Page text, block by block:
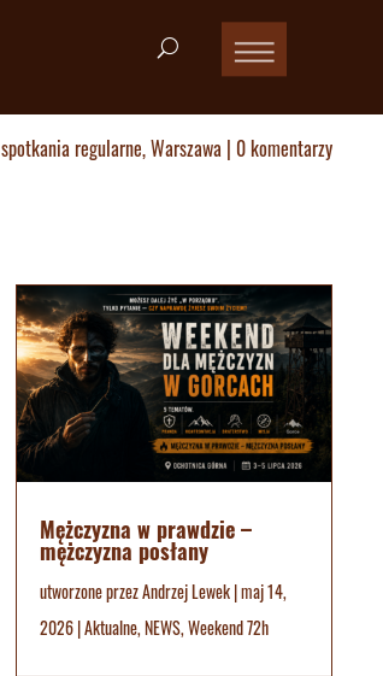
spotkania regularne,Warszawa | 0 komentarzy
Mężczyzna w prawdzie –
mężczyzna posłany
utworzone przezAndrzej Lewek|maj 14,
2026|Aktualne,NEWS,Weekend 72h